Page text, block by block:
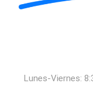
Lunes-Viernes: